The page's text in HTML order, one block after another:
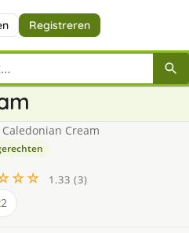
Registreren
Caledonian Cream
1.33 (3)
2